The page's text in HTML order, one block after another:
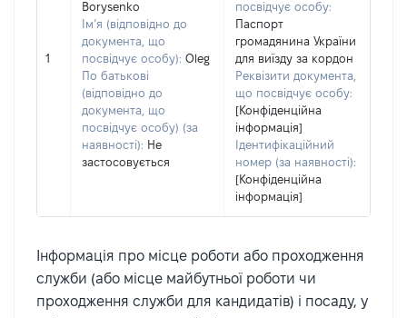
1
Borysenko
Ім’я (відповідно до
документа, що
посвідчує особу): Oleg
По батькові
(відповідно до
документа, що
посвідчує особу) (за
наявності): Не
застосовується
посвідчує особу:
Паспорт
громадянина України
для виїзду за кордон
Реквізити документа,
що посвідчує особу:
[Конфіденційна
інформація]
Ідентифікаційний
номер (за наявності):
[Конфіденційна
інформація]
Інформація про місце роботи або проходження
служби (або місце майбутньої роботи чи
проходження служби для кандидатів) і посаду, у